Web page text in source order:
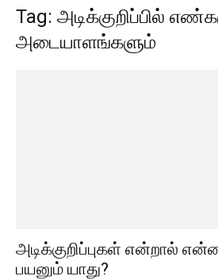
Tag: அடிக்குறிப்பில்
அடையாளங்களும்
அடிக்குறிப்புகள் என்றால்
பயனும் யாது?